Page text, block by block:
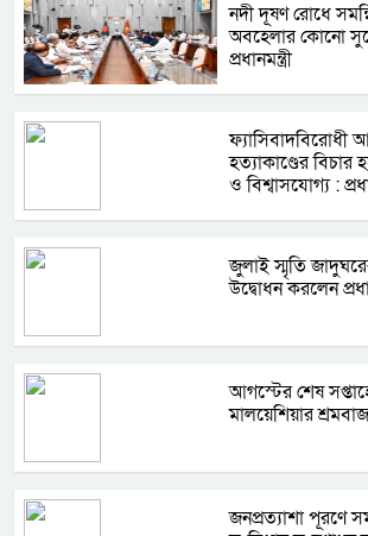
নদী দূষণ রোধে
অবহেলার কোনো
প্রধানমন্ত্রী
ফ্যাসিবাদবিরোধী
হত্যাকাণ্ডের বিচার
ও বিশ্বাসযোগ্য :
জুলাই স্মৃতি
উদ্বোধন করলেন
আগস্টের শেষ
মালয়েশিয়ার
জনপ্রত্যাশা পূরণে